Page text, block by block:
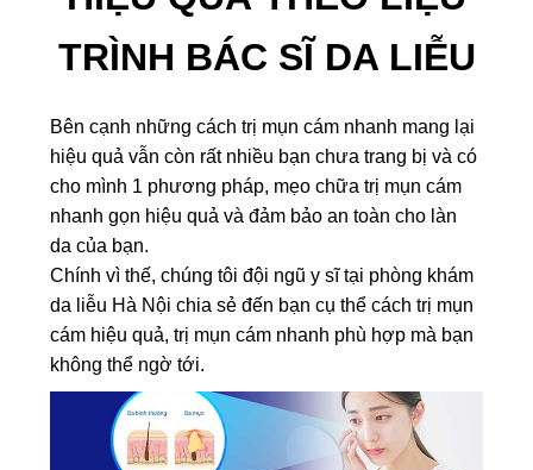
TRÌNH BÁC SĨ DA LIỄU
Bên cạnh những cách trị mụn cám nhanh mang lại
hiệu quả vẫn còn rất nhiều bạn chưa trang bị và có
cho mình 1 phương pháp, mẹo chữa trị mụn cám
nhanh gọn hiệu quả và đảm bảo an toàn cho làn
da của bạn.
Chính vì thế, chúng tôi đội ngũ y sĩ tại phòng khám
da liễu Hà Nội chia sẻ đến bạn cụ thể cách trị mụn
cám hiệu quả, trị mụn cám nhanh phù hợp mà bạn
không thể ngờ tới.